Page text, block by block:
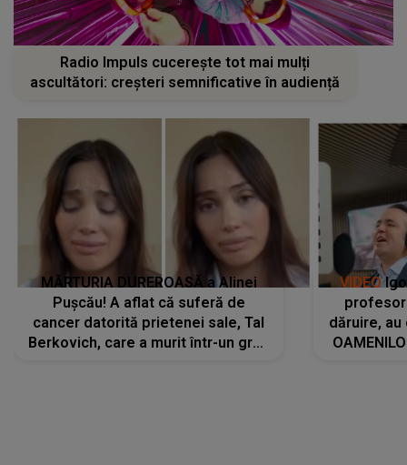
Radio Impuls cucerește tot mai mulți
ascultători: creșteri semnificative în audiență
MĂRTURIA DUREROASĂ a Alinei
Pușcău! A aflat că suferă de
cancer datorită prietenei sale, Tal
Berkovich, care a murit într-un grav
VIDEO
dăruire, au